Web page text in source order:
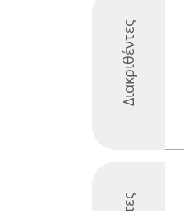
Διακριθέντες